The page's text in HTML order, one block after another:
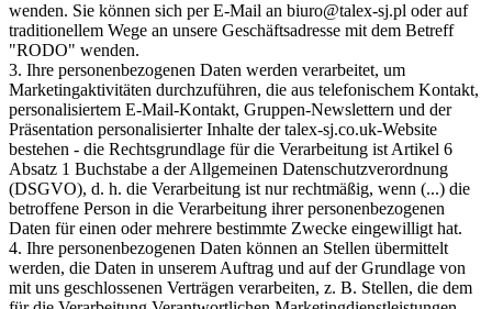
wenden. Sie können sich per E-Mail an biuro@talex-sj.pl oder auf
traditionellem Wege an unsere Geschäftsadresse mit dem Betreff
"RODO" wenden.
3. Ihre personenbezogenen Daten werden verarbeitet, um
Marketingaktivitäten durchzuführen, die aus telefonischem Kontakt,
personalisiertem E-Mail-Kontakt, Gruppen-Newslettern und der
Präsentation personalisierter Inhalte der talex-sj.co.uk-Website
bestehen - die Rechtsgrundlage für die Verarbeitung ist Artikel 6
Absatz 1 Buchstabe a der Allgemeinen Datenschutzverordnung
(DSGVO), d. h. die Verarbeitung ist nur rechtmäßig, wenn (...) die
betroffene Person in die Verarbeitung ihrer personenbezogenen
Daten für einen oder mehrere bestimmte Zwecke eingewilligt hat.
4. Ihre personenbezogenen Daten können an Stellen übermittelt
werden, die Daten in unserem Auftrag und auf der Grundlage von
mit uns geschlossenen Verträgen verarbeiten, z. B. Stellen, die dem